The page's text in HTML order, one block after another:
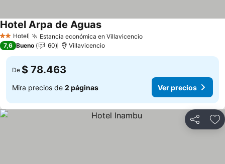
2 Estrellas
Hotel Estancia económica en VillavicencioVer precios
Hotel Arpa de AguasVer precios
7,6 Bueno 60 Villavicencio
De $ 78.463
Mira precios de 2 páginas Ver precios
Compartir